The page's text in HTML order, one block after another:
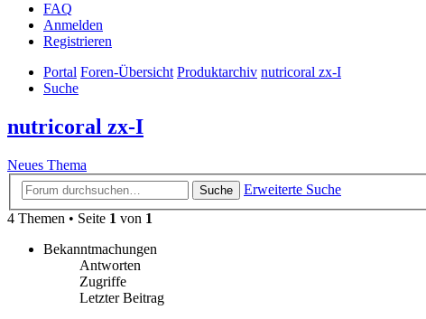
FAQ
Anmelden
Registrieren
Portal Foren-Übersicht Produktarchiv nutricoral zx-I
Suche
nutricoral zx-I
Neues Thema
Suche
Erweiterte Suche
4 Themen • Seite 1 von 1
Bekanntmachungen
Antworten
Zugriffe
Letzter Beitrag